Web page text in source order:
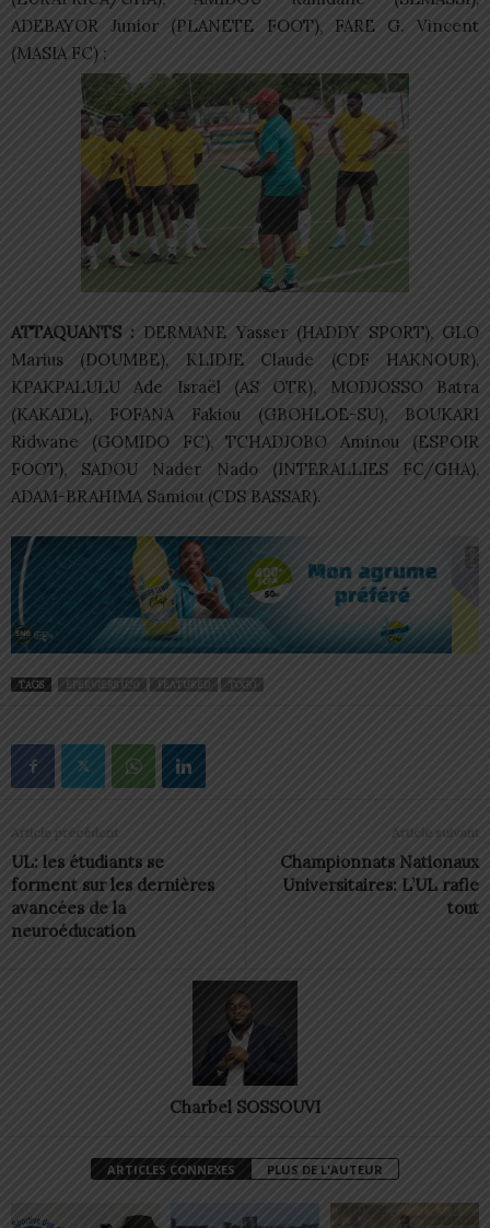
ADEBAYOR Junior (PLANETE FOOT), FARE G. Vincent
(MASIA FC) ;
ATTAQUANTS : DERMANE Yasser (HADDY SPORT), GLO
Marius (DOUMBE), KLIDJE Claude (CDF HAKNOUR),
KPAKPALULU Ade Israël (AS OTR), MODJOSSO Batra
(KAKADL), FOFANA Fakiou (GBOHLOE-SU), BOUKARI
Ridwane (GOMIDO FC), TCHADJOBO Aminou (ESPOIR
FOOT), SADOU Nader Nado (INTERALLIES FC/GHA),
ADAM-BRAHIMA Samiou (CDS BASSAR).
TAGS EPERVIERS U20 FEATURED TOGO
Article précédent
UL: les étudiants se
forment sur les dernières
avancées de la
neuroéducation
Article suivant
Championnats Nationaux
Universitaires: L’UL rafle
tout
Charbel SOSSOUVI
ARTICLES CONNEXES PLUS DE L'AUTEUR